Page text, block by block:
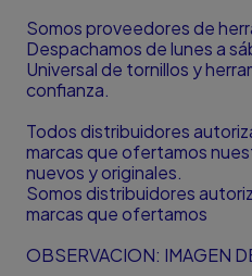
Somos proveedores de
Despachamos de lunes a
Universal de tornillos y
confianza.
Todos distribuidores
marcas que ofertamos
nuevos y originales.
Somos distribuidores
marcas que ofertamos
OBSERVACION: IMAGEN